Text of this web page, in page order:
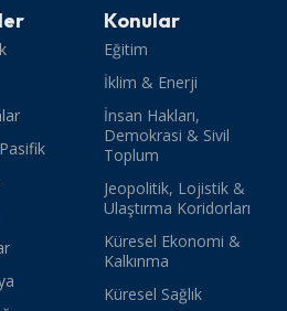
Konular
Eğitim
İklim & Enerji
İnsan Hakları,
Demokrasi & Sivil
Toplum
Jeopolitik, Lojistik &
Ulaştırma Koridorları
Küresel Ekonomi &
Kalkınma
Küresel Sağlık